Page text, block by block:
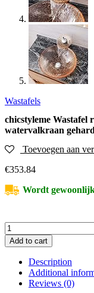
Wastafels
chicstyleme Wastafel
watervalkraan
Toevoegen aan
€353.84
Wordt
chicstyleme
Wastafel
rond
eenkleurige
glazen
wastafel
Add to cart
Description
Additional
Reviews (0)